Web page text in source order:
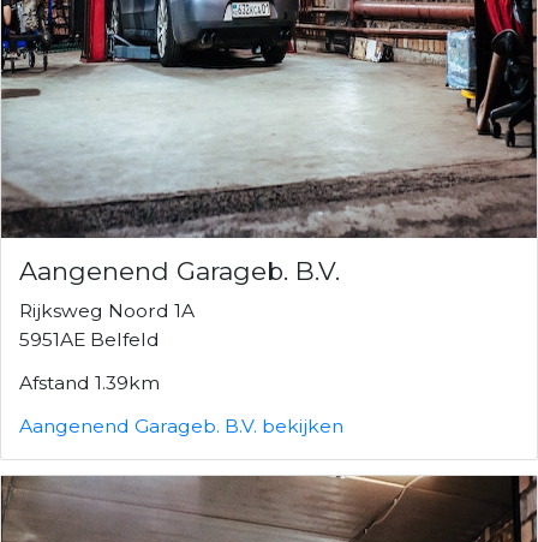
Aangenend Garageb. B.V.
Rijksweg Noord 1A
5951AE Belfeld
Afstand 1.39km
Aangenend Garageb. B.V. bekijken